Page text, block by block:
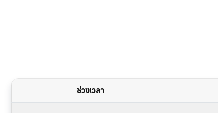
ช่วงเวลา